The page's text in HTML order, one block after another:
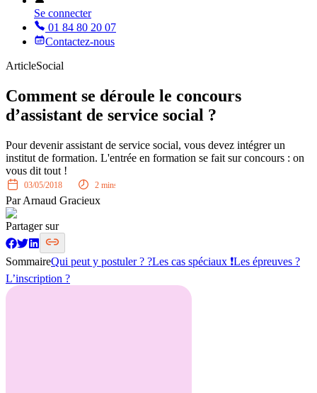
Se connecter
01 84 80 20 07
Contactez-nous
ArticleSocial
Comment se déroule le concours
d’assistant de service social ?
Pour devenir assistant de service social, vous devez intégrer un
institut de formation. L'entrée en formation se fait sur concours : on
vous dit tout !
03/05/2018 2 mins
ParArnaud Gracieux
Partager sur
SommaireQui peut y postuler ? ?Les cas spéciaux ❗Les épreuves ?
L’inscription ?